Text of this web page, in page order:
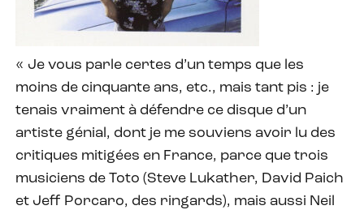
« Je vous parle certes d’un temps que les
moins de cinquante ans, etc., mais tant pis : je
tenais vraiment à défendre ce disque d’un
artiste génial, dont je me souviens avoir lu des
critiques mitigées en France, parce que trois
musiciens de Toto (Steve Lukather, David Paich
et Jeff Porcaro, des ringards), mais aussi Neil